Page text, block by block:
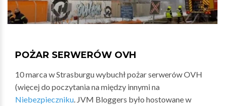
POŻAR SERWERÓW OVH
10 marca w Strasburgu wybuchł pożar serwerów OVH
(więcej do poczytania na między innymi na
Niebezpieczniku. JVM Bloggers było hostowane w